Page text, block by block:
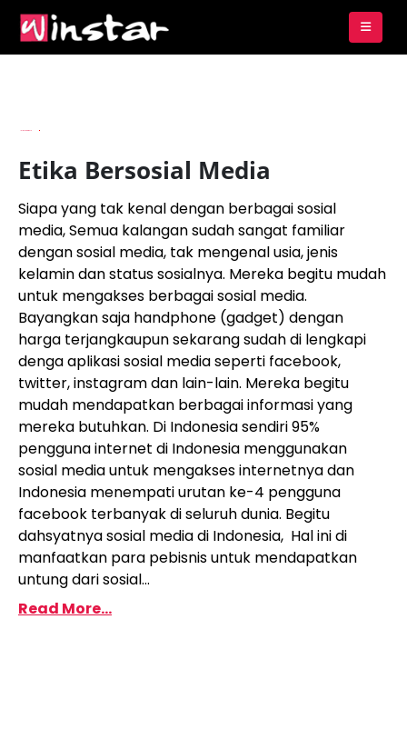
Etika Bersosial Media
Siapa yang tak kenal dengan berbagai sosial
media, Semua kalangan sudah sangat familiar
dengan sosial media, tak mengenal usia, jenis
kelamin dan status sosialnya. Mereka begitu mudah
untuk mengakses berbagai sosial media.
Bayangkan saja handphone (gadget) dengan
harga terjangkaupun sekarang sudah di lengkapi
denga aplikasi sosial media seperti facebook,
twitter, instagram dan lain-lain. Mereka begitu
mudah mendapatkan berbagai informasi yang
mereka butuhkan. Di Indonesia sendiri 95%
pengguna internet di Indonesia menggunakan
sosial media untuk mengakses internetnya dan
Indonesia menempati urutan ke-4 pengguna
facebook terbanyak di seluruh dunia. Begitu
dahsyatnya sosial media di Indonesia, Hal ini di
manfaatkan para pebisnis untuk mendapatkan
untung dari sosial...
Read More...